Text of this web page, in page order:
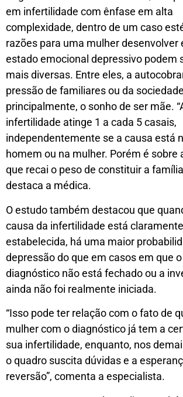
em infertilidade com ênfase em alta
complexidade, dentro de um caso
razões para uma mulher desenvolver
estado emocional depressivo podem
mais diversas. Entre eles, a
pressão de familiares ou da
principalmente, o sonho de ser mãe.
infertilidade atinge 1 a cada 5 casais,
independentemente se a causa está
homem ou na mulher. Porém é sobre
que recai o peso de constituir a
destaca a médica.
O estudo também destacou que
causa da infertilidade está claramente
estabelecida, há uma maior
depressão do que em casos em que o
diagnóstico não está fechado ou a
ainda não foi realmente iniciada.
“Isso pode ter relação com o fato de
mulher com o diagnóstico já tem a
sua infertilidade, enquanto, nos
o quadro suscita dúvidas e a
reversão”, comenta a especialista.